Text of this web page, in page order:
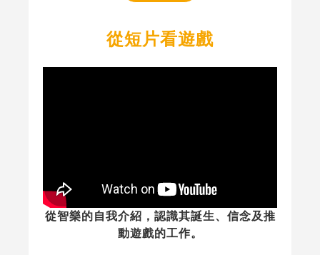
從短片看遊戲
從智樂的自我介紹，認識其誕生、信念及推
動遊戲的工作。